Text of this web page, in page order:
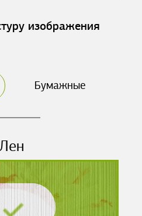
изображения
Бумажные